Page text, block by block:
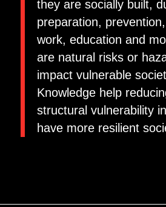
they are socially built,
preparation,
work, education and
are natural risks or
impact vulnerable
Knowledge help
structural vulnerability
have more resilient